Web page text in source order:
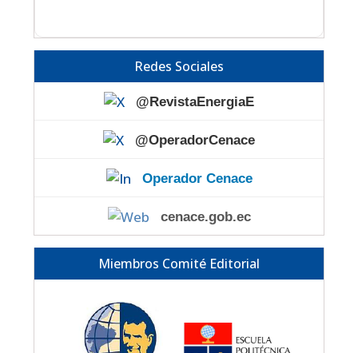
Redes Sociales
@RevistaEnergiaE
@OperadorCenace
Operador Cenace
cenace.gob.ec
Miembros Comité Editorial